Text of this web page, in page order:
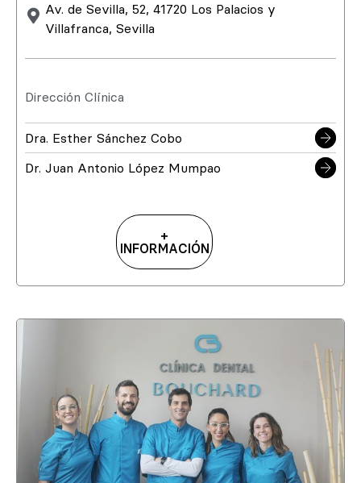
Av. de Sevilla, 52, 41720 Los Palacios y
Villafranca, Sevilla
Dirección Clínica
Dra. Esther Sánchez Cobo
Dr. Juan Antonio López Mumpao
+
INFORMACIÓN